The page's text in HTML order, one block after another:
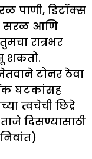
पाणी, डिटॉक्स
सरळ आणि
रात्रभर
शकतो.
टोनर ठेवा
घटकांसह
त्वचेची छिद्रे
दिसण्यासाठी